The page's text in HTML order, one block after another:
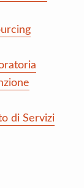
di Servizi